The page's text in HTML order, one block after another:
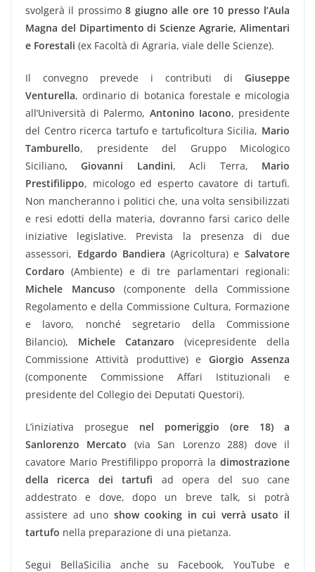
svolgerà il prossimo8 giugno alle ore 10 presso l’Aula
Magna del Dipartimento di Scienze Agrarie, Alimentari
e Forestali (ex Facoltà di Agraria, viale delle Scienze).
Il convegno prevede i contributi di Giuseppe
Venturella, ordinario di botanica forestale e micologia
all’Università di Palermo, Antonino Iacono, presidente
del Centro ricerca tartufo e tartuficoltura Sicilia, Mario
Tamburello, presidente del Gruppo Micologico
Siciliano, Giovanni Landini, Acli Terra, Mario
Prestifilippo, micologo ed esperto cavatore di tartufi.
Non mancheranno i politici che, una volta sensibilizzati
e resi edotti della materia, dovranno farsi carico delle
iniziative legislative. Prevista la presenza di due
assessori, Edgardo Bandiera (Agricoltura) eSalvatore
Cordaro (Ambiente) e di tre parlamentari regionali:
Michele Mancuso (componente della Commissione
Regolamento e della Commissione Cultura, Formazione
e lavoro, nonché segretario della Commissione
Bilancio), Michele Catanzaro (vicepresidente della
Commissione Attività produttive) e Giorgio Assenza
(componente Commissione Affari Istituzionali e
presidente del Collegio dei Deputati Questori).
L’iniziativa prosegue nel pomeriggio (ore 18) a
Sanlorenzo Mercato (via San Lorenzo 288) dove il
cavatore Mario Prestifilippo proporrà la dimostrazione
della ricerca dei tartufi ad opera del suo cane
addestrato e dove, dopo un breve talk, si potrà
assistere ad uno show cooking in cui verrà usato il
tartufo nella preparazione di una pietanza.
Segui BellaSicilia anche su Facebook, YouTube e